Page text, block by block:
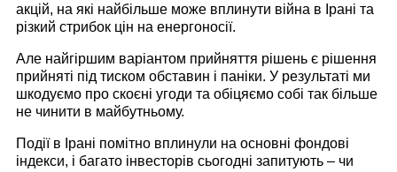
акцій, на які найбільше може вплинути війна в Ірані та
різкий стрибок цін на енергоносії.
Але найгіршим варіантом прийняття рішень є рішення
прийняті під тиском обставин і паніки. У результаті ми
шкодуємо про скоєні угоди та обіцяємо собі так більше
не чинити в майбутньому.
Події в Ірані помітно вплинули на основні фондові
індекси, і багато інвесторів сьогодні запитують – чи